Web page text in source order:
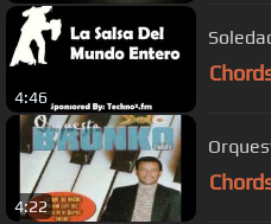
4:46
4:22